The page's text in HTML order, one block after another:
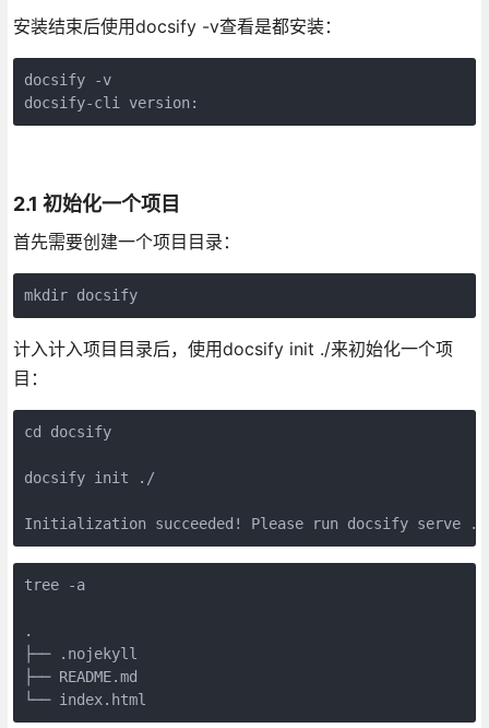
安装结束后使用docsify -v查看是都安装：
docsify -v
docsify-cli version:
2.1 初始化一个项目
首先需要创建一个项目目录：
mkdir docsify
计入计入项目目录后，使用docsify init ./来初始化一个项
目：
cd docsify
docsify init ./
Initialization succeeded! Please run docsify serve ./
tree -a
.
├── .nojekyll
├── README.md